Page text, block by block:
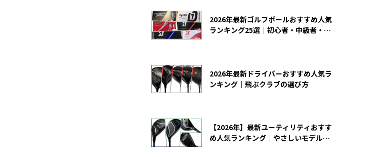
2026年最新ゴルフボールおすすめ人気
ランキング25選｜初心者・中級者・上
2026年最新ドライバーおすすめ人気ラ
ンキング｜飛ぶクラブの選び方
【2026年】最新ユーティリティおすす
め人気ランキング｜やさしいモデルの